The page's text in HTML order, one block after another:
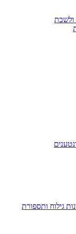
ולשבת
גילוח ותספורת